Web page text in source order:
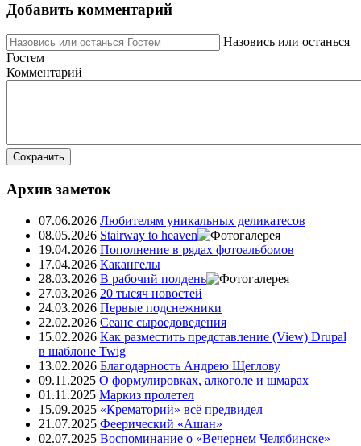
Добавить комментарий
Назовись или останься
Гостем
Комментарий
Сохранить
Архив заметок
07.06.2026 Любителям уникальных деликатесов
08.05.2026 Stairway to heaven
19.04.2026 Пополнение в рядах фотоальбомов
17.04.2026 Какангелы
28.03.2026 В рабочий полдень
27.03.2026 20 тысяч новостей
24.03.2026 Первые подснежники
22.02.2026 Сеанс сыроедоведения
15.02.2026 Как разместить представление (View) Drupal
в шаблоне Twig
13.02.2026 Благодарность Андрею Щеглову
09.11.2025 О формулировках, алкоголе и шмарах
01.11.2025 Маркиз пролетел
15.09.2025 «Крематорий» всё предвидел
21.07.2025 Феерический «Ашан»
02.07.2025 Воспоминание о «Вечернем Челябинске»